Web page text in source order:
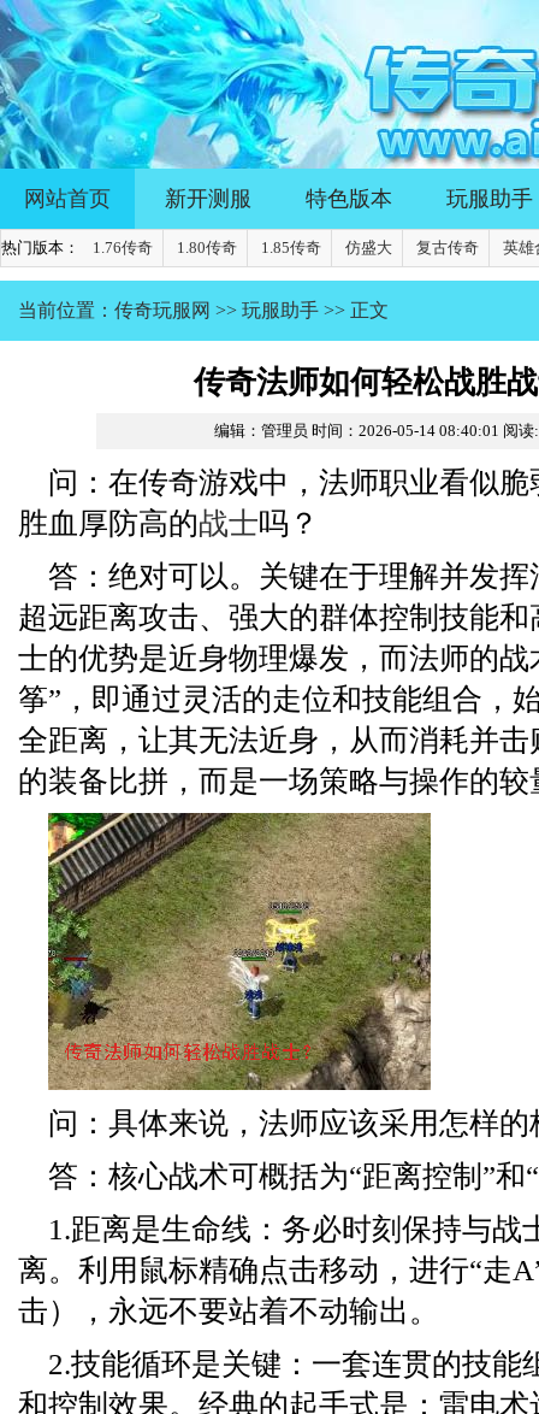
网站首页 新开测服 特色版本 玩服助手
热门版本： 1.76传奇 1.80传奇 1.85传奇 仿盛大 复古传奇 英雄
当前位置： 传奇玩服网 >> 玩服助手 >> 正文
传奇法师如何轻松战胜
编辑：管理员 时间：2026-05-14 08:40:01 阅
问：在传奇游戏中，法师职业看似
胜血厚防高的战士吗？
答：绝对可以。关键在于理解并发
超远距离攻击、强大的群体控制技能
士的优势是近身物理爆发，而法师的战
筝”，即通过灵活的走位和技能组合，
全距离，让其无法近身，从而消耗并
的装备比拼，而是一场策略与操作的较
问：具体来说，法师应该采用怎样
答：核心战术可概括为“距离控制”和
1.距离是生命线：务必时刻保持与战
离。利用鼠标精确点击移动，进行“走
击），永远不要站着不动输出。
2.技能循环是关键：一套连贯的技能
和控制效果。经典的起手式是：雷电